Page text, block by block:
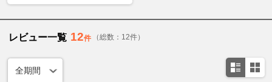
レビュー一覧 12件 （総数：12件）